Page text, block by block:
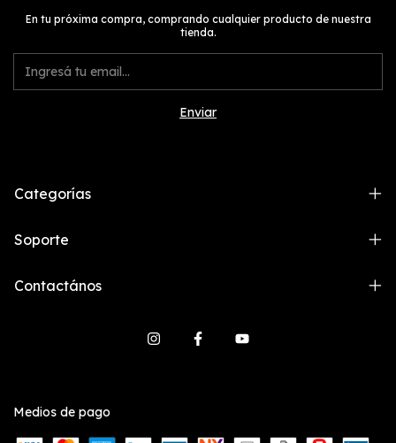
En tu próxima compra, comprando cualquier producto de nuestra
tienda.
Categorías
Soporte
Contactános
Medios de pago